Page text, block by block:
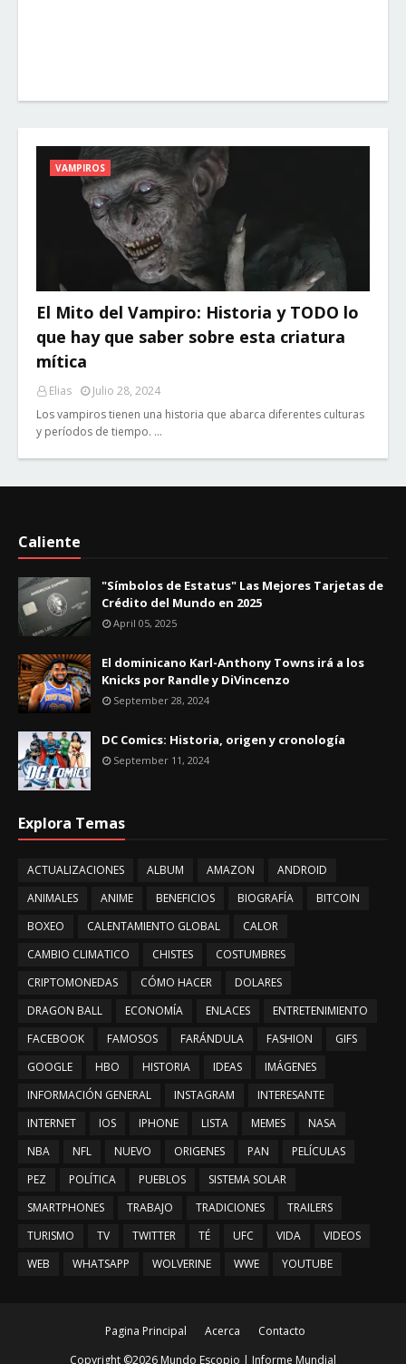
VAMPIROS
El Mito del Vampiro: Historia y TODO lo
que hay que saber sobre esta criatura
mítica
Elias
Julio 28, 2024
Los vampiros tienen una historia que abarca diferentes culturas
y períodos de tiempo. …
Caliente
"Símbolos de Estatus" Las Mejores Tarjetas de
Crédito del Mundo en 2025
April 05, 2025
El dominicano Karl-Anthony Towns irá a los
Knicks por Randle y DiVincenzo
September 28, 2024
DC Comics: Historia, origen y cronología
September 11, 2024
Explora Temas
ACTUALIZACIONES ALBUM AMAZON
ANDROID
ANIMALES
ANIME BENEFICIOS BIOGRAFÍA
BITCOIN
BOXEO
CALENTAMIENTO GLOBAL
CALOR
CAMBIO CLIMATICO
CHISTES
COSTUMBRES
CRIPTOMONEDAS
CÓMO HACER
DOLARES
DRAGON BALL
ECONOMÍA ENLACES
ENTRETENIMIENTO
FACEBOOK
FAMOSOS FARÁNDULA FASHION
GIFS
GOOGLE
HBO HISTORIA IDEAS
IMÁGENES
INFORMACIÓN GENERAL
INSTAGRAM
INTERESANTE
INTERNET
IOS IPHONE LISTA MEMES
NASA
NBA
NFL NUEVO ORIGENES PAN
PELÍCULAS
PEZ
POLÍTICA PUEBLOS
SISTEMA SOLAR
SMARTPHONES
TRABAJO TRADICIONES
TRAILERS
TURISMO
TV TWITTER TÉ UFC VIDA
VIDEOS
WEB
WHATSAPP WOLVERINE WWE YOUTUBE
Pagina Principal Acerca
Contacto
Copyright ©2026 Mundo Escopio | Informe Mundial